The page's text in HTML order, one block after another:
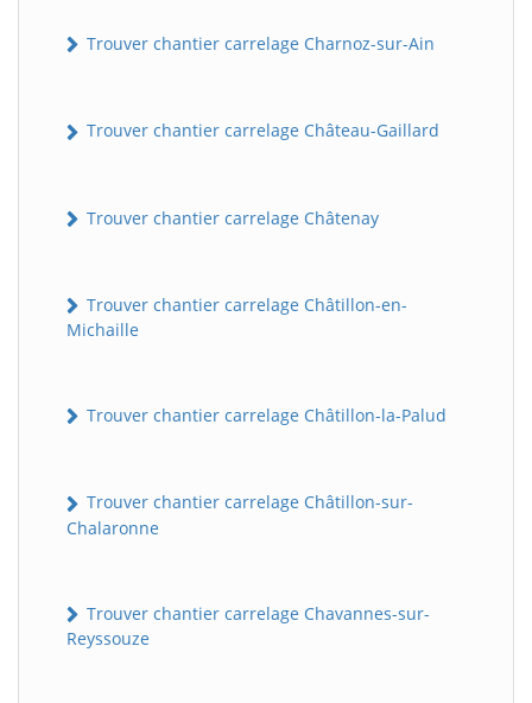
Trouver chantier carrelage Charnoz-sur-Ain
Trouver chantier carrelage Château-Gaillard
Trouver chantier carrelage Châtenay
Trouver chantier carrelage Châtillon-en-
Michaille
Trouver chantier carrelage Châtillon-la-Palud
Trouver chantier carrelage Châtillon-sur-
Chalaronne
Trouver chantier carrelage Chavannes-sur-
Reyssouze